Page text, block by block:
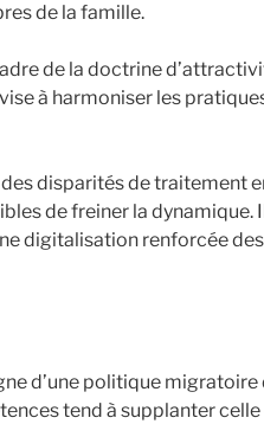
de la famille.
de la doctrine
à harmoniser les
disparités de traitement
de freiner la dynamique.
digitalisation renforcée
d’une politique
tend à supplanter